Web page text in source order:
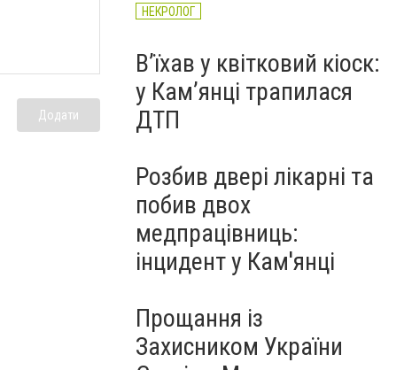
Додати
НЕКРОЛОГ
Вʼїхав у квітковий кіоск:
у Камʼянці трапилася
ДТП
Розбив двері лікарні та
побив двох
медпрацівниць:
інцидент у Кам'янці
Прощання із
Захисником України